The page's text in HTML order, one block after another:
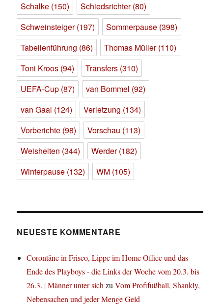
Schalke (150) Schiedsrichter(80)
Schweinsteiger(197) Sommerpause (398)
Tabellenführung (86) Thomas Müller(110)
Toni Kroos (94) Transfers (310)
UEFA-Cup (87) van Bommel (92)
van Gaal (124) Verletzung (134)
Vorberichte (98) Vorschau (113)
Weisheiten (344) Werder(182)
Winterpause (132) WM (105)
NEUESTE KOMMENTARE
Corontäne in Frisco, Lippe im Home Office und das
Ende des Playboys - die Links der Woche vom 20.3. bis
26.3. | Männer unter sichzuVom Profifußball, Shankly,
Nebensachen und jeder Menge Geld